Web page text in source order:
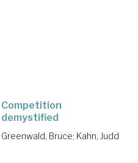
Competition
demystified
Greenwald, Bruce; Kahn, Judd